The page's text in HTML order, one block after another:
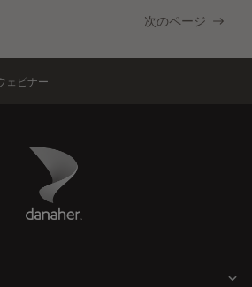
次のページ
ェビナー
Danaher Logo